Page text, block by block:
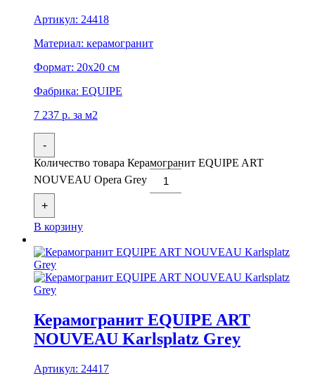
Артикул: 24418
Материал: керамогранит
Формат: 20x20 см
Фабрика: EQUIPE
7 237 р. за м2
-
Количество товара Керамогранит EQUIPE ART
NOUVEAU Opera Grey
+
В корзину
Керамогранит EQUIPE ART
NOUVEAU Karlsplatz Grey
Артикул: 24417